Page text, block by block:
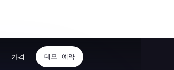
가격 데모 예약